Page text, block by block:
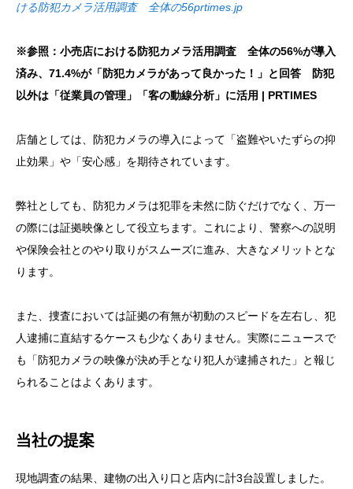
ける防犯カメラ活用調査 全体の56prtimes.jp
※参照：小売店における防犯カメラ活用調査 全体の56%が導入
済み、71.4%が「防犯カメラがあって良かった！」と回答 防犯
以外は「従業員の管理」「客の動線分析」に活用 | PRTIMES
店舗としては、防犯カメラの導入によって「盗難やいたずらの抑
止効果」や「安心感」を期待されています。
弊社としても、防犯カメラは犯罪を未然に防ぐだけでなく、万一
の際には証拠映像として役立ちます。これにより、警察への説明
や保険会社とのやり取りがスムーズに進み、大きなメリットとな
ります。
また、捜査においては証拠の有無が初動のスピードを左右し、犯
人逮捕に直結するケースも少なくありません。実際にニュースで
も「防犯カメラの映像が決め手となり犯人が逮捕された」と報じ
られることはよくあります。
当社の提案
現地調査の結果、建物の出入り口と店内に計3台設置しました。